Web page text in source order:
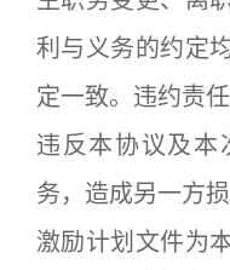
利与义务的约定
定一致。违约责
违反本协议及本
务，造成另一方
激励计划文件为